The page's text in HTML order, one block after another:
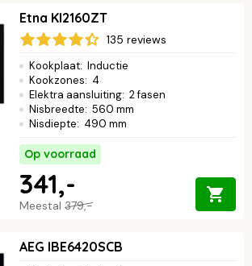
Etna KI2160ZT
135 reviews
Kookplaat: Inductie
Kookzones: 4
Elektra aansluiting: 2 fasen
Nisbreedte: 560 mm
Nisdiepte: 490 mm
Op voorraad
Meestal 379,-
341,-
AEG IBE6420SCB